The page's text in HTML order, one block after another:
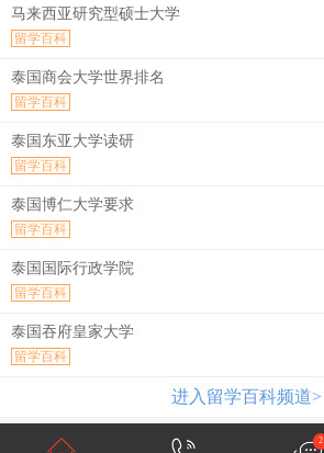
马来西亚研究型硕士大学
留学百科
泰国商会大学世界排名
留学百科
泰国东亚大学读研
留学百科
泰国博仁大学要求
留学百科
泰国国际行政学院
留学百科
泰国吞府皇家大学
留学百科
进入留学百科频道>
2